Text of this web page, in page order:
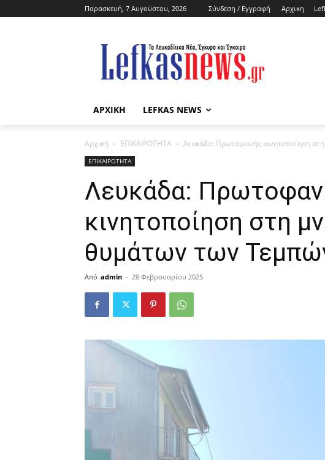
Παρασκευή, 7 Αυγούστου, 2026 Σύνδεση / Εγγραφή Αρχικη
ΑΡΧΙΚΗ LEFKAS NEWS
Αρχική ΕΠΙΚΑΙΡΟΤΗΤΑ Λευκάδα: Πρωτοφανής κινητοποίηση
ΕΠΙΚΑΙΡΟΤΗΤΑ
Λευκάδα:
κινητοποίηση στη
θυμάτων των
Από admin - 28 Φεβρουαρίου 2025